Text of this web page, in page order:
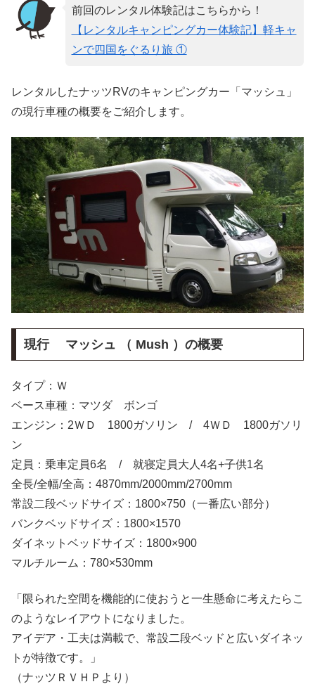
前回のレンタル体験記はこちらから！
【レンタルキャンピングカー体験記】軽キャ
ンで四国をぐるり旅 ①
レンタルしたナッツRVのキャンピングカー「マッシュ」
の現行車種の概要をご紹介します。
現行 マッシュ （ Mush ）の概要
タイプ：Ｗ
ベース車種：マツダ ボンゴ
エンジン：2ＷＤ 1800ガソリン / 4ＷＤ 1800ガソリ
ン
定員：乗車定員6名 / 就寝定員大人4名+子供1名
全長/全幅/全高：4870mm/2000mm/2700mm
常設二段ベッドサイズ：1800×750（一番広い部分）
バンクベッドサイズ：1800×1570
ダイネットベッドサイズ：1800×900
マルチルーム：780×530mm
「限られた空間を機能的に使おうと一生懸命に考えたらこ
のようなレイアウトになりました。
アイデア・工夫は満載で、常設二段ベッドと広いダイネッ
トが特徴です。」
（ナッツＲＶＨＰより）